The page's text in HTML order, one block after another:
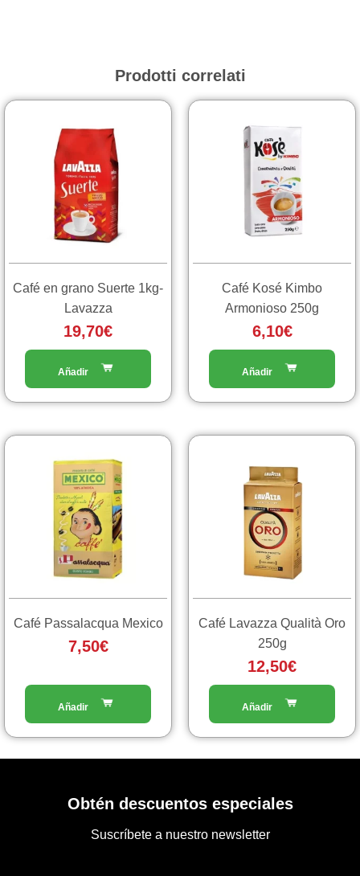
Prodotti correlati
Café en grano Suerte 1kg-
Lavazza
19,70€
Café Kosé Kimbo
Armonioso 250g
6,10€
Café Passalacqua Mexico
7,50€
Café Lavazza Qualità Oro
250g
12,50€
Obtén descuentos especiales
Suscríbete a nuestro newsletter